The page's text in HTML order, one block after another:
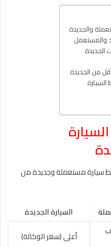
والجديدة
والمستعمل
الجديدة
من الجديدة
سيارة مستعملة وجديدة من
السيارة الجديدة
أعلى (سعر الوكالة)